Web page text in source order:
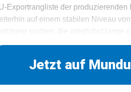
Exportrangliste der
auf einem stabilen Niveau
suchen, die möglichst lange
Jetzt auf